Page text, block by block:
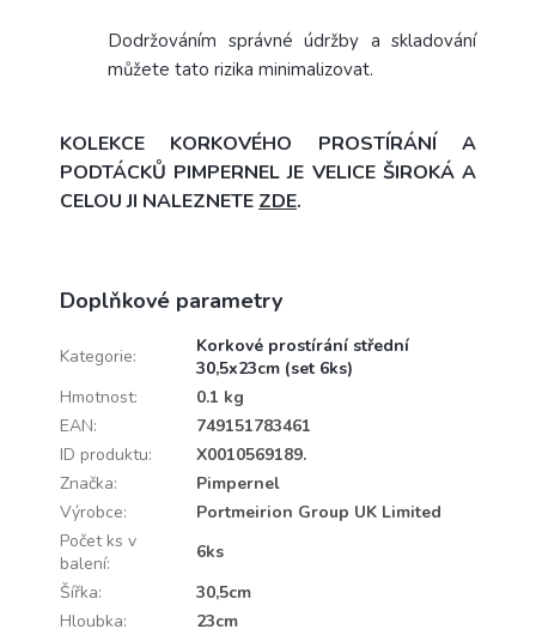
Dodržováním správné údržby a skladování
můžete tato rizika minimalizovat.
KOLEKCE KORKOVÉHO PROSTÍRÁNÍ A
PODTÁCKŮ PIMPERNEL JE VELICE ŠIROKÁ A
CELOU JI NALEZNETE ZDE.
Doplňkové parametry
Kategorie:
Korkové prostírání střední
30,5x23cm (set 6ks)
Hmotnost:
0.1 kg
EAN:
749151783461
ID produktu:
X0010569189.
Značka:
Pimpernel
Výrobce:
Portmeirion Group UK Limited
Počet ks v
balení:
6ks
Šířka:
30,5cm
Hloubka:
23cm